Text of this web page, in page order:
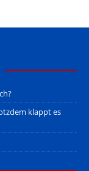
klappt es